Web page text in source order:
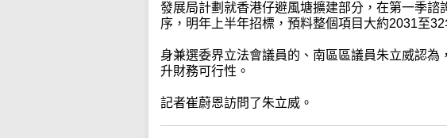
發展局計劃就香港仔避風塘擴建部分，在第一季諮
序，明年上半年招標，預料整個項目大約2031至32
身兼選委界立法會議員的、南區區議員朱立威認為
升財務可行性。
記者崔蔚恩訪問了朱立威。